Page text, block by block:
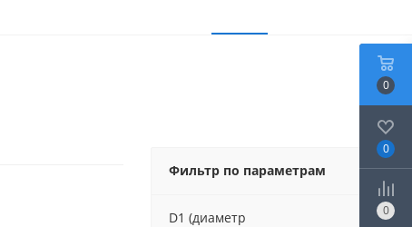
Фильтр по параметрам
D1 (диаметр
0
0
0